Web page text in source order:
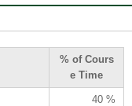
% of Cours
e Time
40 %